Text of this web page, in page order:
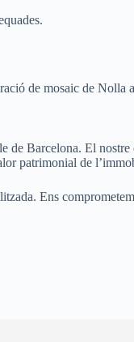
de mosaic de Nolla
de Barcelona. El
patrimonial de
Ens